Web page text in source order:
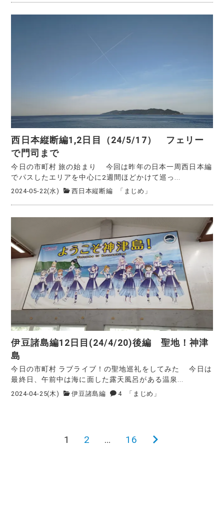
西日本縦断編1,2日目（24/5/17） フェリー
で門司まで
今日の市町村 旅の始まり 今回は昨年の日本一周西日本編
でパスしたエリアを中心に2週間ほどかけて巡っ...
2024-05-22(水) 西日本縦断編 「まじめ」
伊豆諸島編12日目(24/4/20)後編 聖地！神津
島
今日の市町村 ラブライブ！の聖地巡礼をしてみた 今日は
最終日、午前中は海に面した露天風呂がある温泉...
2024-04-25(木) 伊豆諸島編 4 「まじめ」
1 2 … 16
次